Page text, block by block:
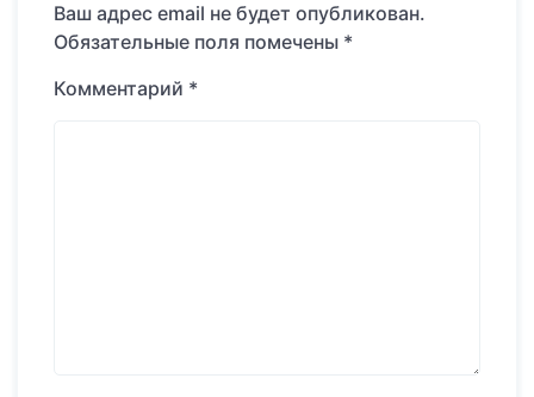
Ваш адрес email не будет опубликован.
Обязательные поля помечены *
Комментарий *